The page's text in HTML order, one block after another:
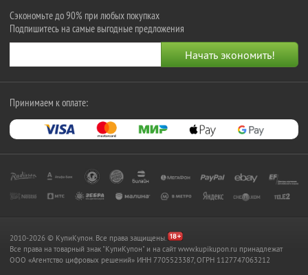
Сэкономьте до 90% при любых покупках
Подпишитесь на самые выгодные предложения
Принимаем к оплате:
2010-2026 © КупиКупон. Все права защищены.
Все права на товарный знак "КупиКупон" и на сайт www.kupikupon.ru принадлежат
OOO «Агентство цифровых решений» ИНН 7705523387, ОГРН 1127747063212